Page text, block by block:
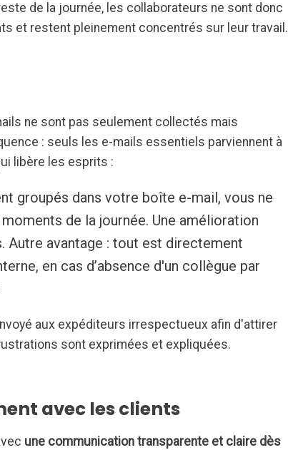
de la journée, les collaborateurs ne sont donc
et restent pleinement concentrés sur leur travail.
ne sont pas seulement collectés mais
: seuls les e-mails essentiels parviennent à
libère les esprits :
groupés dans votre boîte e-mail, vous ne
de la journée. Une amélioration
Autre avantage : tout est directement
en cas d’absence d'un collègue par
aux expéditeurs irrespectueux afin d'attirer
sont exprimées et expliquées.
avec les clients
une communication transparente et claire dès